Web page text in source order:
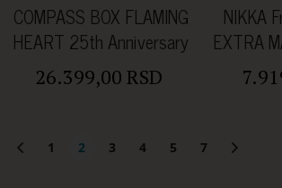
COMPASS BOX FLAMING
HEART 25th Anniversary
48,90% 0.7L
26.399,00 RSD
NIKKA
EXTRA
1 2 3 4 5 7